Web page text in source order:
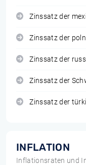
Zinssatz der
Zinssatz der
Zinssatz der
Zinssatz der
Zinssatz der
INFLATION
Inflationsraten und